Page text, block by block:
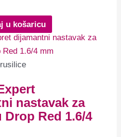
u košaricu
nastavak za
Red 1.6/4